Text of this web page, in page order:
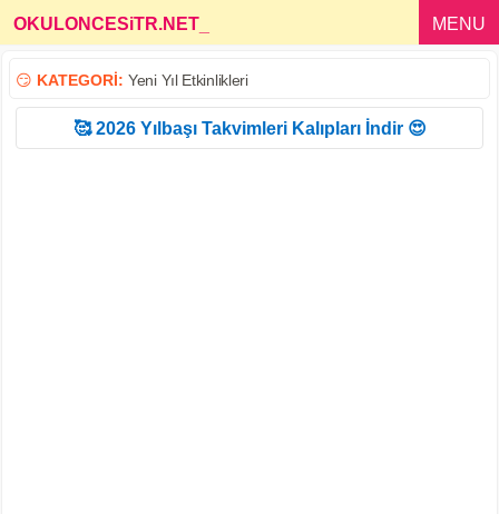
OKULONCESiTR.NET MENU
😏 KATEGORİ: Yeni Yıl Etkinlikleri
🥰 2026 Yılbaşı Takvimleri Kalıpları İndir 😍